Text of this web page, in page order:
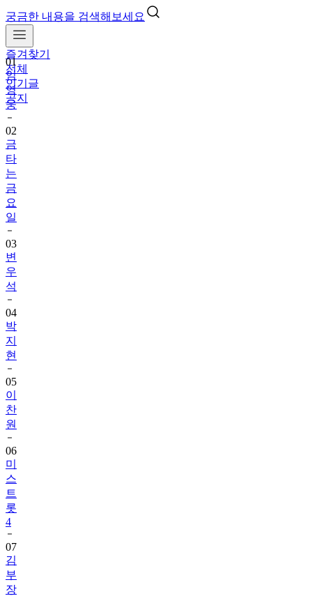
궁금한 내용을 검색해보세요
즐겨찾기
전체
인기글
공지
01
임
영
웅
02
금
타
는
금
요
일
03
변
우
석
04
박
지
현
05
이
찬
원
06
미
스
트
롯
4
07
김
부
장